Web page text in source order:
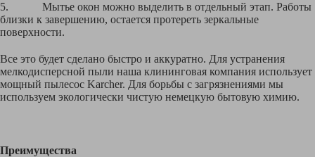
5. Мытье окон можно выделить в отдельный этап. Работы
близки к завершению, остается протереть зеркальные
поверхности.
Все это будет сделано быстро и аккуратно. Для устранения
мелкодисперсной пыли наша клининговая компания использует
мощный пылесос Karcher. Для борьбы с загрязнениями мы
используем экологически чистую немецкую бытовую химию.
Преимущества